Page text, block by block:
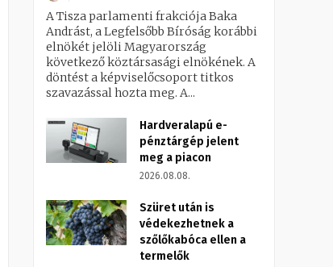
A Tisza parlamenti frakciója Baka
Andrást, a Legfelsőbb Bíróság korábbi
elnökét jelöli Magyarország
következő köztársasági elnökének. A
döntést a képviselőcsoport titkos
szavazással hozta meg. A...
Hardveralapú e-
pénztárgép jelent
meg a piacon
2026.08.08.
Szüret után is
védekezhetnek a
szőlőkabóca ellen a
termelők